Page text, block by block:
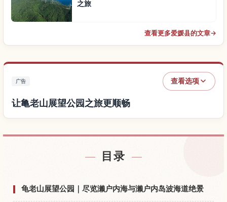
之旅
查看更多爱媛县的文章→
广告 查看选项
让亀老山展望公园之旅更顺畅
目录
龟老山展望公园｜尽览濑户内海与濑户内岛波海道绝景